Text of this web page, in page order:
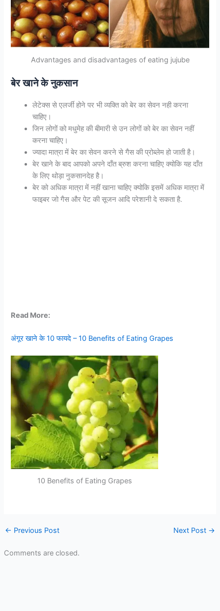
Advantages and disadvantages of eating jujube
बेर खाने के नुकसान
लेटेक्स से एलर्जी होने पर भी व्यक्ति को बेर का सेवन नही करना
चाहिए।
जिन लोगों को मधुमेह की बीमारी से उन लोगों को बेर का सेवन नहीं
करना चाहिए।
ज्यादा मात्रा में बेर का सेवन करने से गैस की प्रोब्लेम हो जाती है।
बेर खाने के बाद आपको अपने दाँत ब्रुश करना चाहिए क्योकि यह दाँत
के लिए थोड़ा नुकसानदेह है।
बेर को अधिक मात्रा में नहीं खाना चाहिए क्योकि इसमें अधिक मात्रा में
फाइबर जो गैस और पेट की सूजन आदि परेशानी दे सकता है.
Read More:
अंगूर खाने के 10 फायदे – 10 Benefits of Eating Grapes
10 Benefits of Eating Grapes
← Previous Post Next Post →
Comments are closed.